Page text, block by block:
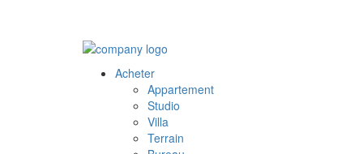
Acheter
Appartement
Studio
Villa
Terrain